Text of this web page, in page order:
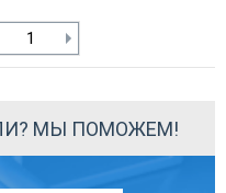
МЫ ПОМОЖЕМ!